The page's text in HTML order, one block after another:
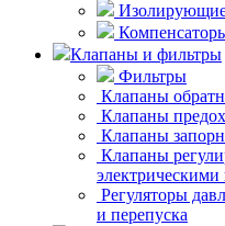
Клапаны и фильтры
Фильтры
Клапаны
Клапаны
Клапаны
Клапаны
Регуляторы
и перепуска